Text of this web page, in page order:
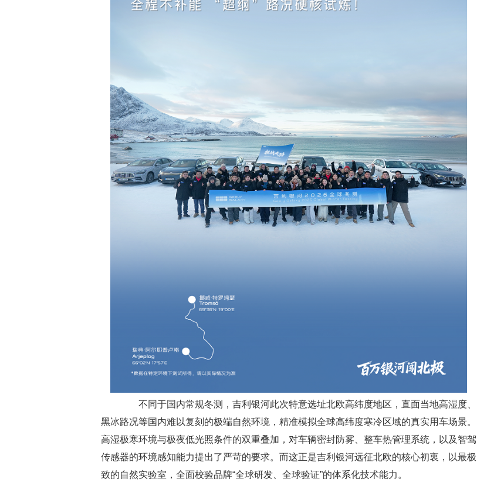
不同于国内常规冬测，吉利银河此次特意选址北欧高纬度地区，直面当地高湿度、
黑冰路况等国内难以复刻的极端自然环境，精准模拟全球高纬度寒冷区域的真实用车场景。
高湿极寒环境与极夜低光照条件的双重叠加，对车辆密封防雾、整车热管理系统，以及智驾
传感器的环境感知能力提出了严苛的要求。而这正是吉利银河远征北欧的核心初衷，以最极
致的自然实验室，全面校验品牌“全球研发、全球验证”的体系化技术能力。